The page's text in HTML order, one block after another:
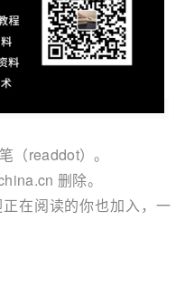
（readdot）。
删除。
正在阅读的你也加入，一